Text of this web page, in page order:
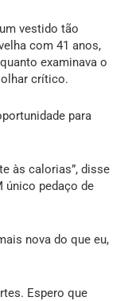
vestido tão
com 41 anos,
examinava o
crítico.
para
às calorias”, disse
único pedaço de
nova do que eu,
Espero que